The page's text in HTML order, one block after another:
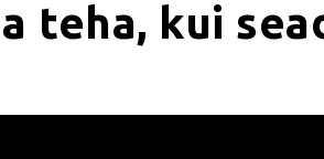
teha, kui